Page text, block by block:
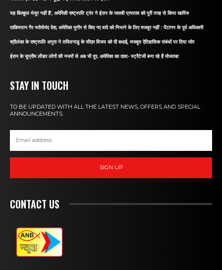
यह बिल्कुल मंजूर नहीं है’, अमेरिकी राष्ट्रपति ट्रंप ने ईरान के जवाबी प्रस्ताव को पूरी तरह से किया खारिज
पाकिस्तान गैर भरोसेमंद देश, अमेरिका मुनीर से किए गए वादे को निभाने के लिए मजबूर नहीं : पेंटागन के पूर्व अधिकारी
श्रीलंका के राष्ट्रपति अनुरा ने तमिलनाडु के सीएम विजय को दी बधाई, मजबूत ऐतिहासिक संबंधों पर दिया जोर
ईरान के सुप्रीम लीडर लोगों की नजरों से अब भी दूर, अमेरिका का दावा- स्ट्रैटेजी बना रहे हैं मोजतबा
STAY IN TOUCH
TO BE UPDATED WITH ALL THE LATEST NEWS, OFFERS AND SPECIAL
ANNOUNCEMENTS.
SIGN UP
CONTACT US